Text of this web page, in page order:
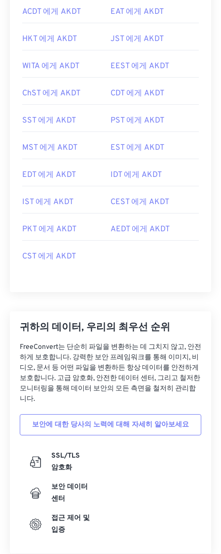
ACDT 에게 AKDT EAT 에게 AKDT
HKT 에게 AKDT JST 에게 AKDT
WITA 에게 AKDT EEST 에게 AKDT
ChST 에게 AKDT CDT 에게 AKDT
SST 에게 AKDT PST 에게 AKDT
MST 에게 AKDT EST 에게 AKDT
EDT 에게 AKDT IDT 에게 AKDT
IST 에게 AKDT CEST 에게 AKDT
PKT 에게 AKDT AEDT 에게 AKDT
CST 에게 AKDT
귀하의 데이터, 우리의 최우선 순위
FreeConvert는 단순히 파일을 변환하는 데 그치지 않고, 안전
하게 보호합니다. 강력한 보안 프레임워크를 통해 이미지, 비
디오, 문서 등 어떤 파일을 변환하든 항상 데이터를 안전하게
보호합니다. 고급 암호화, 안전한 데이터 센터, 그리고 철저한
모니터링을 통해 데이터 보안의 모든 측면을 철저히 관리합
니다.
보안에 대한 당사의 노력에 대해 자세히 알아보세요
SSL/TLS
암호화
보안 데이터
센터
접근 제어 및
입증